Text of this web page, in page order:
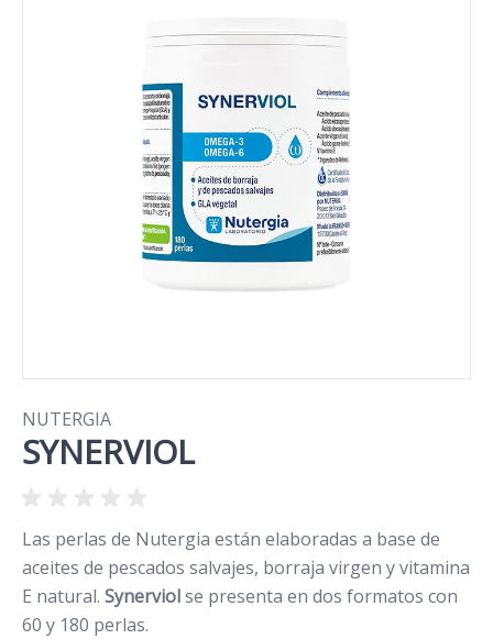
NUTERGIA
SYNERVIOL
Las perlas de Nutergia están elaboradas a base de
aceites de pescados salvajes, borraja virgen y vitamina
E natural. Synerviolse presenta en dos formatos con
60 y 180 perlas.